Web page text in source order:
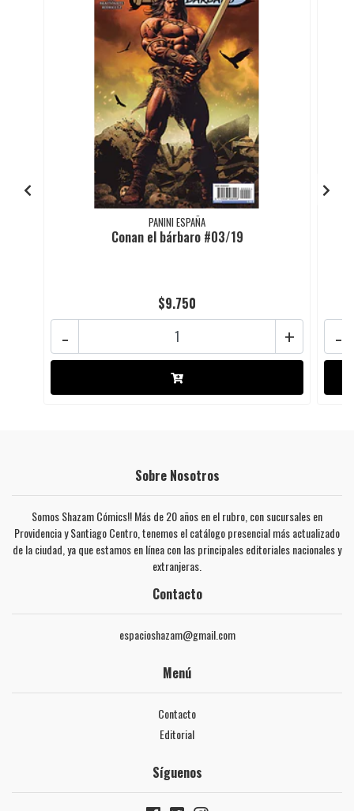
PANINI ESPAÑA
Conan el bárbaro #03/19
$9.750
+
- -
Sobre Nosotros
Somos Shazam Cómics!! Más de 20 años en el rubro, con sucursales en
Providencia y Santiago Centro, tenemos el catálogo presencial más actualizado
de la ciudad, ya que estamos en línea con las principales editoriales nacionales y
extranjeras.
Contacto
espacioshazam@gmail.com
Menú
Contacto
Editorial
Síguenos